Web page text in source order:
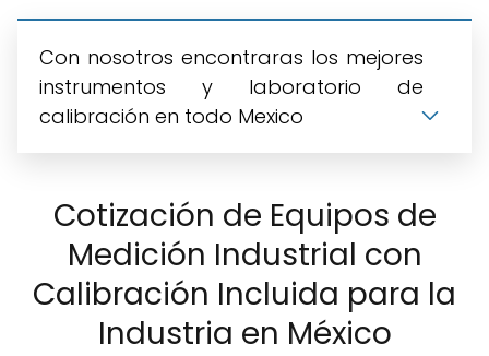
Con nosotros encontraras los mejores
instrumentos y laboratorio de
calibración en todo Mexico
Cotización de Equipos de
Medición Industrial con
Calibración Incluida para la
Industria en México